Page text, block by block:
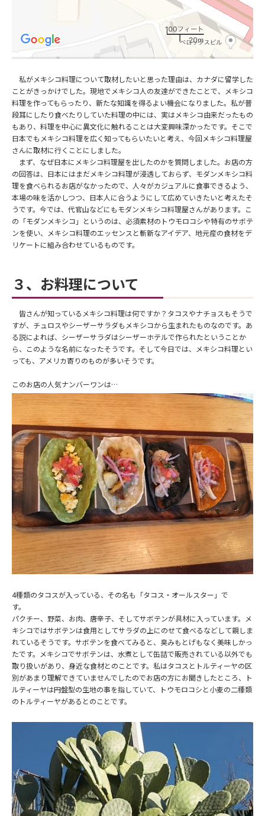
私がメキシコ料理について取材したいと思った理由は、カナダに留学した
ことがきっかけでした。現地でメキシコ人の友達ができたことで、メキシコ
料理を作ってもらったり、新たな知識を得るよい機会になりました。私が普
段耳にしたり食べたりしていた料理の中には、実はメキシコ由来だったもの
もあり、料理を中心に異文化に触れることは大変興味深かったです。そこで
日本でもメキシコ料理を広く知ってもらいたいと考え、今回メキシコ料理屋
さんに取材に行くことにしました。
まず、なぜ日本にメキシコ料理屋を出したのかを質問しました。お店の方
の回答は、日本にはまだメキシコ料理が浸透しておらず、モダンメキシコ料
理を食べられるお店がなかったので、人々がカジュアルに食事できるよう、
本場の味を活かしつつ、日本人に合うようにして広めていきたいと考えたそ
うです。今では、代官山などにもモダンメキシコ料理屋さんがあります。こ
の「モダンメキシコ」というのは、必須素材のトウモロコシや特有のサボテ
ンを使い、メキシコ料理のエッセンスと斬新なアイデア、地元産の食材をデ
リケートに組み合わせているものです。
３、お料理について
皆さんが知っているメキシコ料理は何ですか？タコスやナチョスもそうで
すが、チュロスやシーザーサラダもメキシコから生まれたものなのです。あ
る説によれば、シーザーサラダはシーザーホテルで作られたということか
ら、このような名前になったそうです。そして今日では、メキシコ料理とい
っても、アメリカ寄りのものが多いそうです。
このお店の人気ナンバーワンは…
4種類のタコスが入っている、その名も「タコス・オールスター」で
す。
パクチー、野菜、お肉、唐辛子、そしてサボテンが具材に入っています。メ
キシコではサボテンは食用としてサラダの上にのせて食べるなどして親しま
れているそうです。サボテンを食べてみると、臭みもとげもなく美味しかっ
たです。メキシコでサボテンは、水煮として缶詰で販売されている以外でも
取り扱いがあり、身近な食材とのことです。私はタコスとトルティーヤの区
別があまり理解できていませんでしたのでお店の方にお聞きしたところ、ト
ルティーヤは円盤型の生地の事を指していて、トウモロコシと小麦の二種類
のトルティーヤがあるとのことです。